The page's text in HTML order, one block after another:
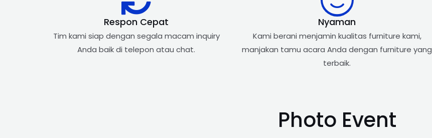
Respon Cepat​
Tim kami siap dengan segala macam inquiry
Anda baik di telepon atau chat.
Nyaman
Kami berani menjamin kualitas furniture kami,
manjakan tamu acara Anda dengan furniture yang
terbaik.
Photo Event